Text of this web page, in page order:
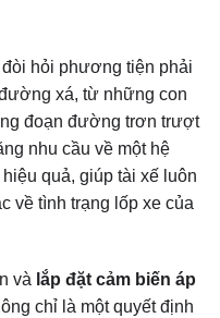
hỏi phương tiện phải
xá, từ những con
đoạn đường trơn trượt
nhu cầu về một hệ
hiệu quả, giúp tài xế luôn
về tình trạng lốp xe của
và lắp đặt cảm biến áp
chỉ là một quyết định